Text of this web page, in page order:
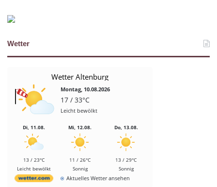
Wetter
Wetter Altenburg
Montag, 10.08.2026
17 / 33°C
Leicht bewölkt
Di, 11.08.
13 / 23°C
Leicht bewölkt
Mi, 12.08.
11 / 26°C
Sonnig
Do, 13.08.
13 / 29°C
Sonnig
Aktuelles Wetter ansehen